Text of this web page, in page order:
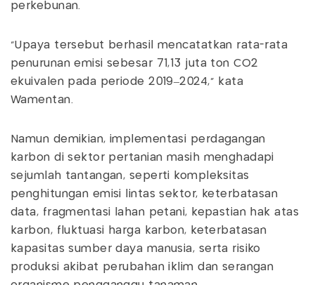
perkebunan.
“Upaya tersebut berhasil mencatatkan rata-rata
penurunan emisi sebesar 71,13 juta ton CO2
ekuivalen pada periode 2019–2024,” kata
Wamentan.
Namun demikian, implementasi perdagangan
karbon di sektor pertanian masih menghadapi
sejumlah tantangan, seperti kompleksitas
penghitungan emisi lintas sektor, keterbatasan
data, fragmentasi lahan petani, kepastian hak atas
karbon, fluktuasi harga karbon, keterbatasan
kapasitas sumber daya manusia, serta risiko
produksi akibat perubahan iklim dan serangan